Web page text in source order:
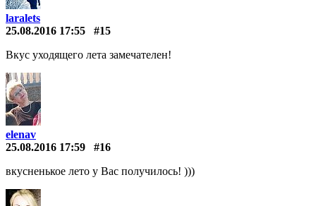
laralets
25.08.2016 17:55
#15
Вкус уходящего лета замечателен!
elenav
25.08.2016 17:59
#16
вкусненькое лето у Вас получилось! )))